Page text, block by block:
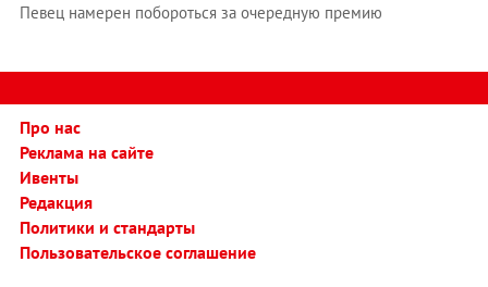
Певец намерен побороться за очередную премию
Про нас
Реклама на сайте
Ивенты
Редакция
Политики и стандарты
Пользовательское соглашение